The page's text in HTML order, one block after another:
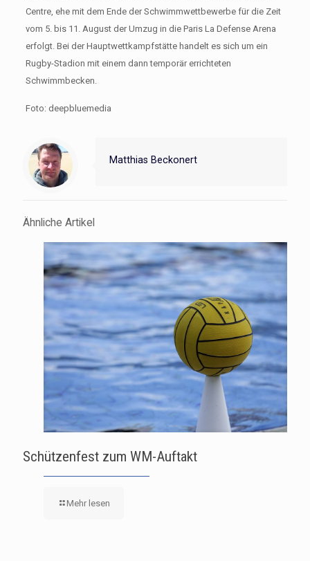
Centre, ehe mit dem Ende der Schwimmwettbewerbe für die Zeit
vom 5. bis 11. August der Umzug in die Paris La Defense Arena
erfolgt. Bei der Hauptwettkampfstätte handelt es sich um ein
Rugby-Stadion mit einem dann temporär errichteten
Schwimmbecken.
Foto: deepbluemedia
Matthias Beckonert
Ähnliche Artikel
Schützenfest zum WM-Auftakt
Mehr lesen